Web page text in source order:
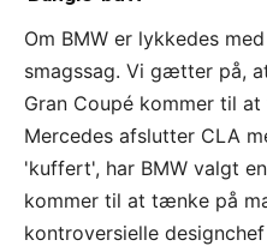
Om BMW er lykkedes
smagssag. Vi gætter på,
Gran Coupé kommer til
Mercedes afslutter CLA
'kuffert', har BMW valgt
kommer til at tænke på
kontroversielle designchef